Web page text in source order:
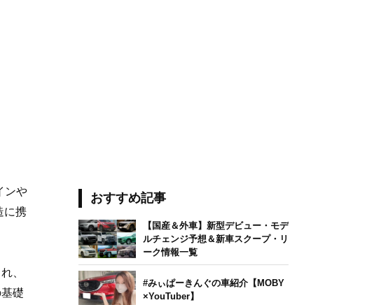
ンや
に携
、
礎
おすすめ記事
【国産＆外車】新型デビュー・モデ
ルチェンジ予想＆新車スクープ・リ
ーク情報一覧
#みぃぱーきんぐの車紹介【MOBY
×YouTuber】